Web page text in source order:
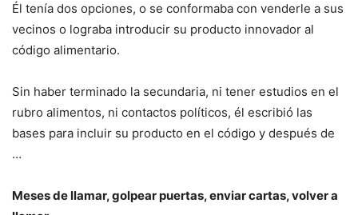
Él tenía dos opciones, o se conformaba con venderle a sus
vecinos o lograba introducir su producto innovador al
código alimentario.
Sin haber terminado la secundaria, ni tener estudios en el
rubro alimentos, ni contactos políticos, él escribió las
bases para incluir su producto en el código y después de
…
Meses de llamar, golpear puertas, enviar cartas, volver a